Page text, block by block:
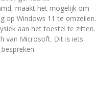
maakt het mogelijk om
op Windows 11 te omzeilen.
aan het toestel te zitten.
van Microsoft. Dit is iets